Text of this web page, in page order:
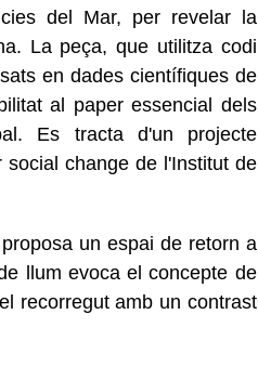
del Mar, per revelar la
La peça, que utilitza codi
en dades científiques de
al paper essencial dels
Es tracta d'un projecte
change de l'Institut de
un espai de retorn a
llum evoca el concepte de
recorregut amb un contrast